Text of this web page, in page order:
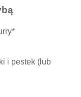
i pestek (lub